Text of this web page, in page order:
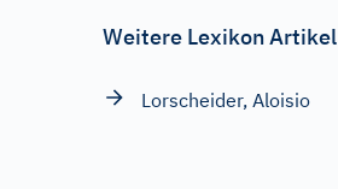
Weitere Lexikon Artikel
Lorscheider, Aloisio